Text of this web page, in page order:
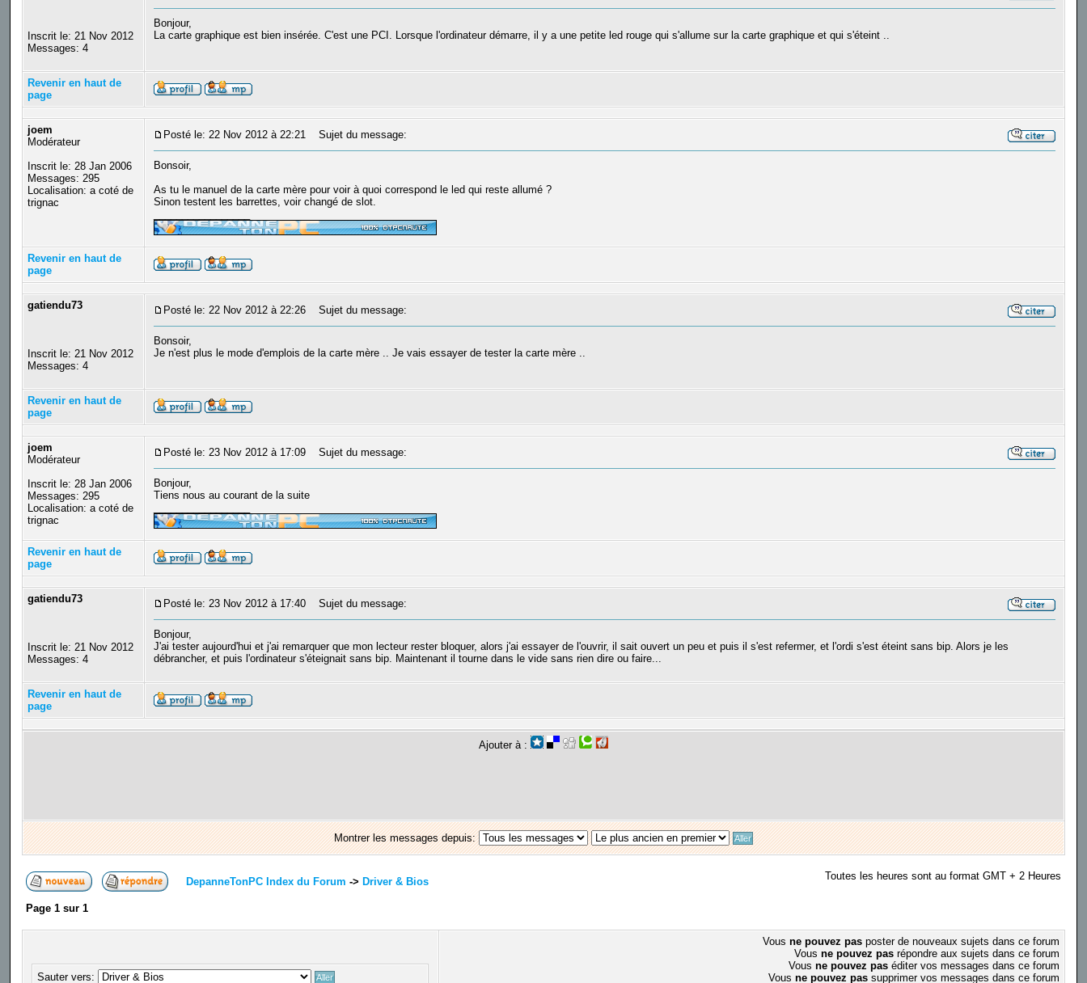
Inscrit le: 21 Nov 2012
Messages: 4
Bonjour,
La carte graphique est bien insérée. C'est une PCI. Lorsque l'ordinateur démarre, il y a une petite led rouge qui s'allume sur la carte graphique et qui s'éteint ..
Revenir en haut de
page
joem
Modérateur
Inscrit le: 28 Jan 2006
Messages: 295
Localisation: a coté de
trignac
Posté le: 22 Nov 2012 à 22:21 Sujet du message:
Bonsoir,
As tu le manuel de la carte mère pour voir à quoi correspond le led qui reste allumé ?
Sinon testent les barrettes, voir changé de slot.
Revenir en haut de
page
gatiendu73
Inscrit le: 21 Nov 2012
Messages: 4
Posté le: 22 Nov 2012 à 22:26 Sujet du message:
Bonsoir,
Je n'est plus le mode d'emplois de la carte mère .. Je vais essayer de tester la carte mère ..
Revenir en haut de
page
joem
Modérateur
Inscrit le: 28 Jan 2006
Messages: 295
Localisation: a coté de
trignac
Posté le: 23 Nov 2012 à 17:09 Sujet du message:
Bonjour,
Tiens nous au courant de la suite
Revenir en haut de
page
gatiendu73
Inscrit le: 21 Nov 2012
Messages: 4
Posté le: 23 Nov 2012 à 17:40 Sujet du message:
Bonjour,
J'ai tester aujourd'hui et j'ai remarquer que mon lecteur rester bloquer, alors j'ai essayer de l'ouvrir, il sait ouvert un peu et puis il s'est refermer, et l'ordi s'est éteint sans bip. Alors je les
débrancher, et puis l'ordinateur s'éteignait sans bip. Maintenant il tourne dans le vide sans rien dire ou faire...
Revenir en haut de
page
Ajouter à :
Montrer les messages depuis:
DepanneTonPC Index du Forum -> Driver & Bios Toutes les heures sont au format GMT + 2 Heures
Page 1sur 1
Sauter vers:
Vous ne pouvez pasposter de nouveaux sujets dans ce forum
Vous ne pouvez pasrépondre aux sujets dans ce forum
Vous ne pouvez paséditer vos messages dans ce forum
Vous ne pouvez passupprimer vos messages dans ce forum